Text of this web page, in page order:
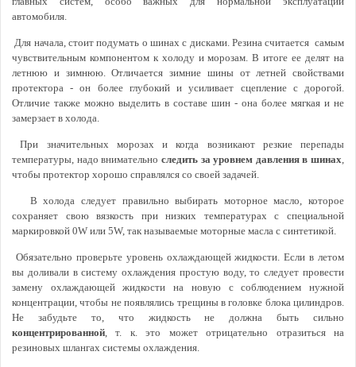
автомобиля.
Для начала, стоит подумать о шинах с дисками. Резина считается самым
чувствительным компонентом к холоду и морозам. В итоге ее делят на
летнюю и зимнюю. Отличается зимние шины от летней свойствами
протектора - он более глубокий и усиливает сцепление с дорогой.
Отличие также можно выделить в составе шин - она более мягкая и не
замерзает в холода.
При значительных морозах и когда возникают резкие перепады
температуры, надо внимательно следить за уровнем давления в шинах,
чтобы протектор хорошо справлялся со своей задачей.
В холода следует правильно выбирать моторное масло, которое
сохраняет свою вязкость при низких температурах с специальной
маркировкой 0W или 5W, так называемые моторные масла с синтетикой.
Обязательно проверьте уровень охлаждающей жидкости. Если в летом
вы доливали в систему охлаждения простую воду, то следует провести
замену охлаждающей жидкости на новую с соблюдением нужной
концентрации, чтобы не появлялись трещины в головке блока цилиндров.
Не забудьте то, что жидкость не должна быть сильно
концентрированной, т. к. это может отрицательно отразиться на
резиновых шлангах системы охлаждения.